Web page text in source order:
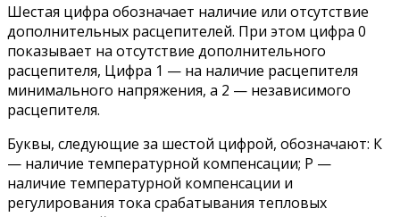
Шестая цифра обозначает наличие или отсутствие
дополнительных расцепителей. При этом цифра 0
показывает на отсутствие дополнительного
расцепителя, Цифра 1 — на наличие расцепителя
минимального напряжения, а 2 — независимого
расцепителя.
Буквы, следующие за шестой цифрой, обозначают: К
— наличие температурной компенсации; Р —
наличие температурной компенсации и
регулирования тока срабатывания тепловых